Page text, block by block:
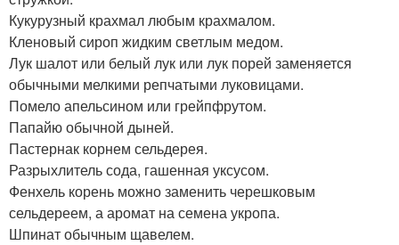
Кукурузный крахмал любым крахмалом.
Кленовый сироп жидким светлым медом.
Лук шалот или белый лук или лук порей заменяется
обычными мелкими репчатыми луковицами.
Помело апельсином или грейпфрутом.
Папайю обычной дыней.
Пастернак корнем сельдерея.
Разрыхлитель сода, гашенная уксусом.
Фенхель корень можно заменить черешковым
сельдереем, а аромат на семена укропа.
Шпинат обычным щавелем.